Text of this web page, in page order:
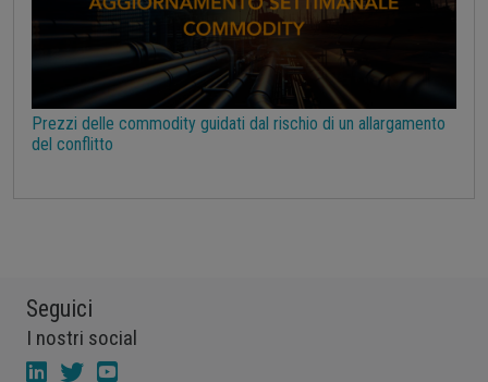
Prezzi delle commodity guidati dal rischio di un allargamento
del conflitto
Seguici
I nostri social